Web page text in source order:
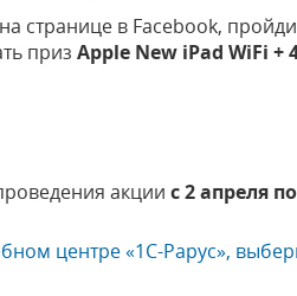
странице в Facebook,
призApple New iPad WiFi +
акциис 2 апреля
центре «1С-Рарус»,